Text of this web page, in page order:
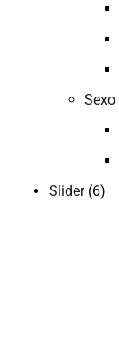
Sexo
Slider(6)